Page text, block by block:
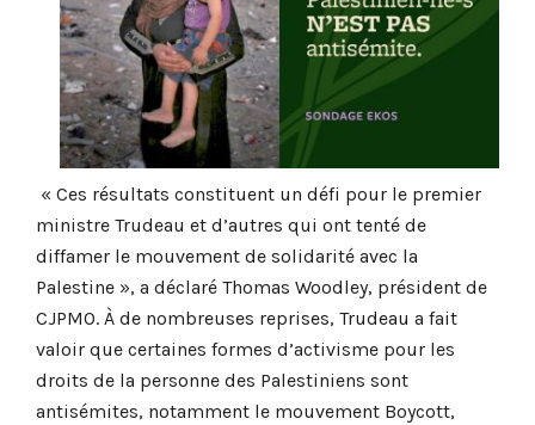
« Ces résultats constituent un défi pour le premier
ministre Trudeau et d’autres qui ont tenté de
diffamer le mouvement de solidarité avec la
Palestine », a déclaré Thomas Woodley, président de
CJPMO. À de nombreuses reprises, Trudeau a fait
valoir que certaines formes d’activisme pour les
droits de la personne des Palestiniens sont
antisémites, notamment le mouvement Boycott,